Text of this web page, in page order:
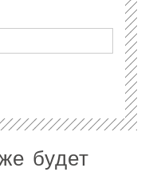
будет